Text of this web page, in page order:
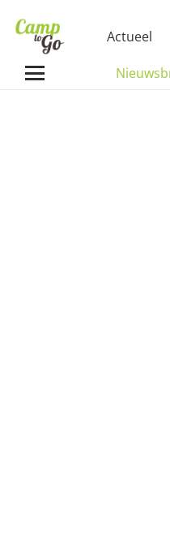
Actueel